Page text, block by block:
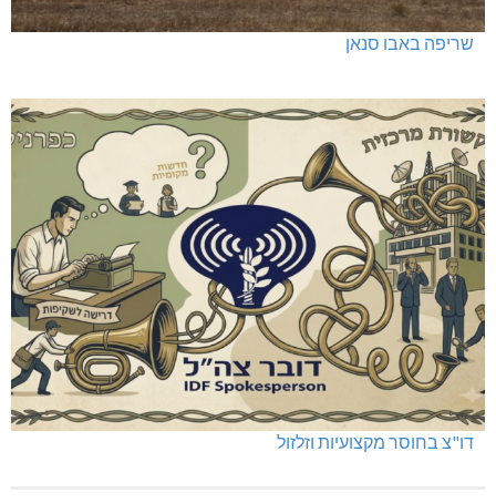
שריפה באבו סנאן
דו"צ בחוסר מקצועיות וזלזול